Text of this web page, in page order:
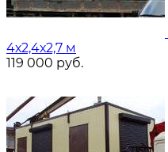
4х2,4х2,7 м
119 000 руб.